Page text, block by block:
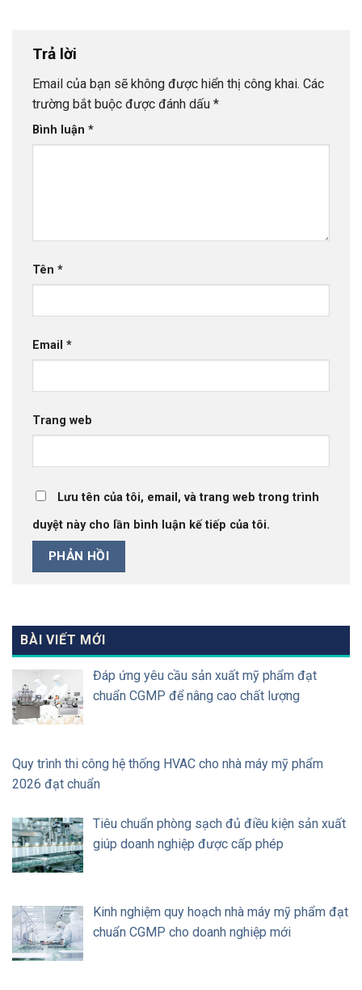
Trả lời
Email của bạn sẽ không được hiển thị công khai. Các
trường bắt buộc được đánh dấu *
Bình luận *
Tên *
Email *
Trang web
Lưu tên của tôi, email, và trang web trong trình
duyệt này cho lần bình luận kế tiếp của tôi.
BÀI VIẾT MỚI
Đáp ứng yêu cầu sản xuất mỹ phẩm đạt
chuẩn CGMP để nâng cao chất lượng
Quy trình thi công hệ thống HVAC cho nhà máy mỹ phẩm
2026 đạt chuẩn
Tiêu chuẩn phòng sạch đủ điều kiện sản xuất
giúp doanh nghiệp được cấp phép
Kinh nghiệm quy hoạch nhà máy mỹ phẩm đạt
chuẩn CGMP cho doanh nghiệp mới